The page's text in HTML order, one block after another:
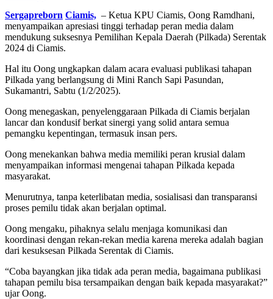
Sergapreborn Ciamis, – Ketua KPU Ciamis, Oong Ramdhani,
menyampaikan apresiasi tinggi terhadap peran media dalam
mendukung suksesnya Pemilihan Kepala Daerah (Pilkada) Serentak
2024 di Ciamis.
Hal itu Oong ungkapkan dalam acara evaluasi publikasi tahapan
Pilkada yang berlangsung di Mini Ranch Sapi Pasundan,
Sukamantri, Sabtu (1/2/2025).
Oong menegaskan, penyelenggaraan Pilkada di Ciamis berjalan
lancar dan kondusif berkat sinergi yang solid antara semua
pemangku kepentingan, termasuk insan pers.
Oong menekankan bahwa media memiliki peran krusial dalam
menyampaikan informasi mengenai tahapan Pilkada kepada
masyarakat.
Menurutnya, tanpa keterlibatan media, sosialisasi dan transparansi
proses pemilu tidak akan berjalan optimal.
Oong mengaku, pihaknya selalu menjaga komunikasi dan
koordinasi dengan rekan-rekan media karena mereka adalah bagian
dari kesuksesan Pilkada Serentak di Ciamis.
“Coba bayangkan jika tidak ada peran media, bagaimana publikasi
tahapan pemilu bisa tersampaikan dengan baik kepada masyarakat?”
ujar Oong.